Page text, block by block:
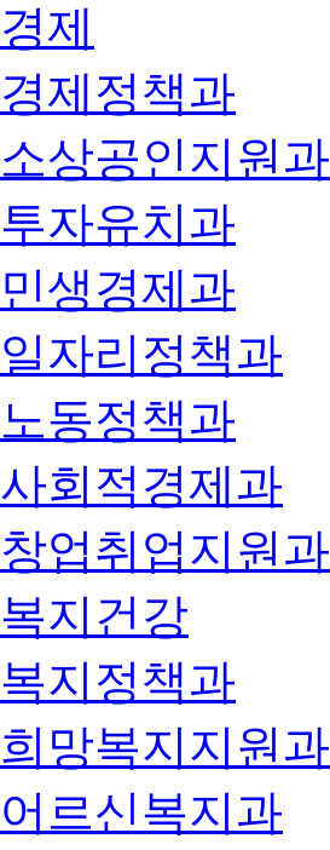
경제
경제정책과
소상공인지원과
투자유치과
민생경제과
일자리정책과
노동정책과
사회적경제과
창업취업지원과
복지건강
복지정책과
희망복지지원과
어르신복지과